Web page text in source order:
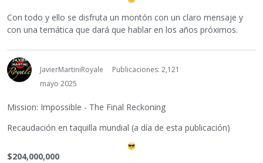
Con todo y ello se disfruta un montón con un claro mensaje y
con una temática que dará que hablar en los años próximos.
JavierMartiniRoyale
Publicaciones: 2,121
mayo 2025
Mission: Impossible - The Final Reckoning
Recaudación en taquilla mundial (a día de esta publicación)
$204,000,000